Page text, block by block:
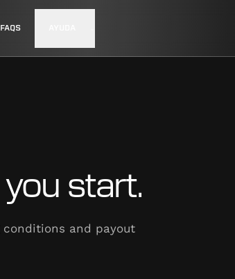
FAQS
start.
and payout